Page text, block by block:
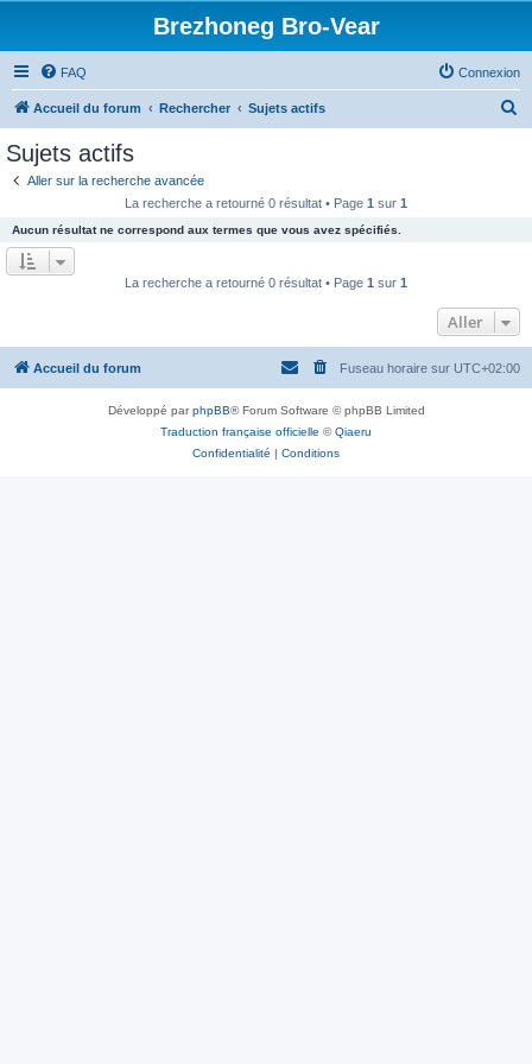
Brezhoneg Bro-Vear
FAQ Connexion
Accueil du forum Rechercher Sujets actifs
e
r
Sujets actifs
Aller sur la recherche avancée
La recherche a retourné 0 résultat • Page 1 sur 1
Aucun résultat ne correspond aux termes que vous avez spécifiés.
La recherche a retourné 0 résultat • Page 1 sur 1
Aller
Accueil du forum Fuseau horaire sur UTC+02:00
Développé parphpBB® Forum Software © phpBB Limited
Traduction française officielle ©Qiaeru
Confidentialité | Conditions